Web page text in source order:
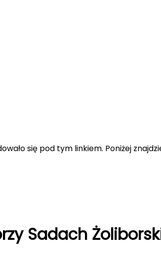
się pod tym linkiem. Poniżej
Sadach